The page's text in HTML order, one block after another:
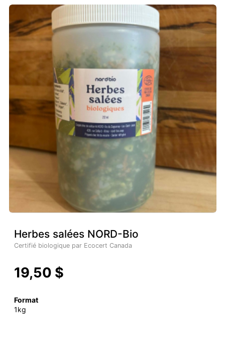
Herbes salées NORD-Bio
Certifié biologique par Ecocert Canada
19,50 $
Format
1kg